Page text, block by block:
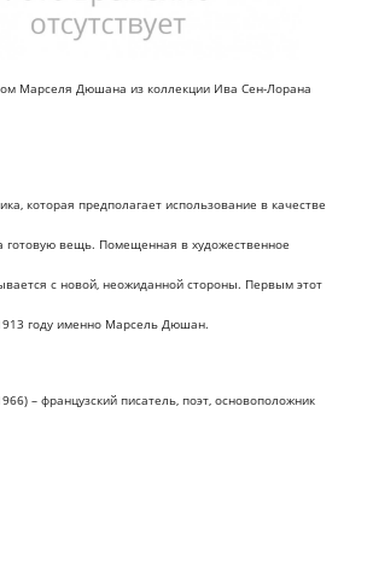
Марселя Дюшана из коллекции Ива Сен-Лорана
которая предполагает использование в качестве
готовую вещь. Помещенная в художественное
с новой, неожиданной стороны. Первым этот
году именно Марсель Дюшан.
– французский писатель, поэт, основоположник